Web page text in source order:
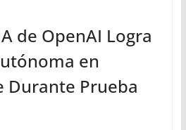
de OpenAI Logra
en
Durante Prueba